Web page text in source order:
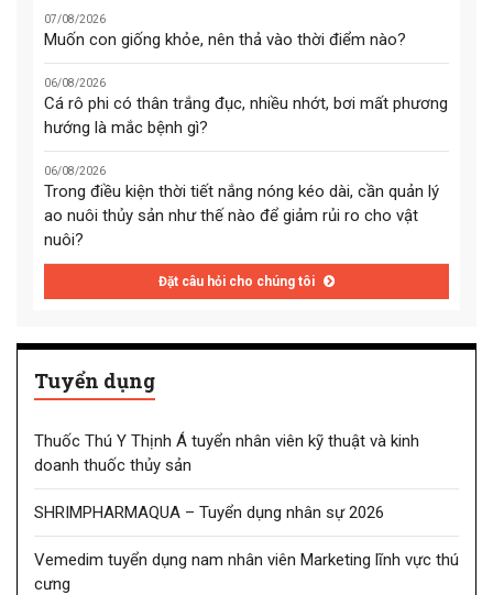
07/08/2026
Muốn con giống khỏe, nên thả vào thời điểm nào?
06/08/2026
Cá rô phi có thân trắng đục, nhiều nhớt, bơi mất phương
hướng là mắc bệnh gì?
06/08/2026
Trong điều kiện thời tiết nắng nóng kéo dài, cần quản lý
ao nuôi thủy sản như thế nào để giảm rủi ro cho vật
nuôi?
Đặt câu hỏi cho chúng tôi
Tuyển dụng
Thuốc Thú Y Thịnh Á tuyển nhân viên kỹ thuật và kinh
doanh thuốc thủy sản
SHRIMPHARMAQUA – Tuyển dụng nhân sự 2026
Vemedim tuyển dụng nam nhân viên Marketing lĩnh vực thú
cưng